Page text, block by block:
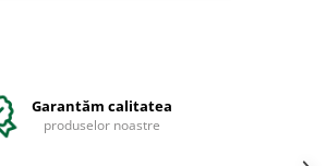
Garantăm calitatea
produselor noastre